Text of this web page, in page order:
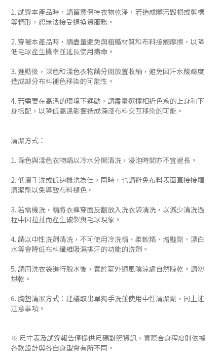
1. 試穿本產品時，請留意保持衣物乾淨，若造成髒污毀損或剪標
等情形，恕無法接受退換貨服務。
2. 穿著本產品時，請盡量避免與粗糙材質和布料接觸摩擦，以降
低毛球產生機率並延長使用壽命。
3. 運動後，深色和淺色衣物請分開放置收納，避免因汗水酸鹼度
造成部分布料褪色移染的可能性。
4. 若需要在高溫的環境下運動，請盡量選擇相近色系的上身和下
身搭配，以降低高溫影響造成深淺布料交互移染的可能。
清潔方式：
1. 深色與淺色衣物請以冷水分開清洗，浸泡時間亦不宜過長。
2. 低溫手洗或低速機洗為佳，同時，也請避免布料表面直接接觸
清潔劑以免導致布料褪色。
3. 若需機洗，請將衣褲穿面反翻放入洗衣袋清洗，以減少清洗過
程中因拉扯而產生破裂與毛球現象。
4. 請以中性洗劑清洗，不可使用冷洗精、柔軟精、增豔劑、漂白
水等會降低布料纖維吸濕排汗的功能的洗劑。
5. 請用洗衣袋進行脫水後，置於室外通風陰涼處自然晾乾。請勿
烘乾。
6. 胸墊清潔方式：建議取出單獨手洗並使用中性清潔劑，同上述
注意事項。
※ 尺寸表及試穿報告僅提供尺碼對照資訊，實際合身程度則依據
各款設計與各自身型會有所不同。